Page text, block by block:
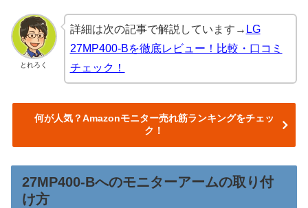
とれろく
詳細は次の記事で解説しています→ LG
27MP400-Bを徹底レビュー！比較・口コミ
チェック！
何が人気？Amazonモニター売れ筋ランキングをチェッ
ク！
27MP400-Bへのモニターアームの取り付
け方